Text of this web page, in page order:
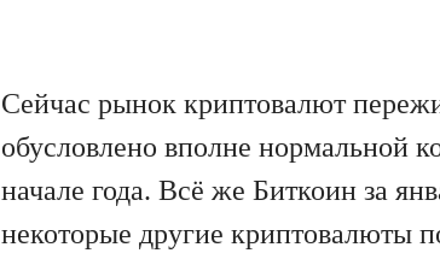
Сейчас рынок криптовалют
обусловлено вполне нормальной
начале года. Всё же Биткоин за
некоторые другие криптовалюты